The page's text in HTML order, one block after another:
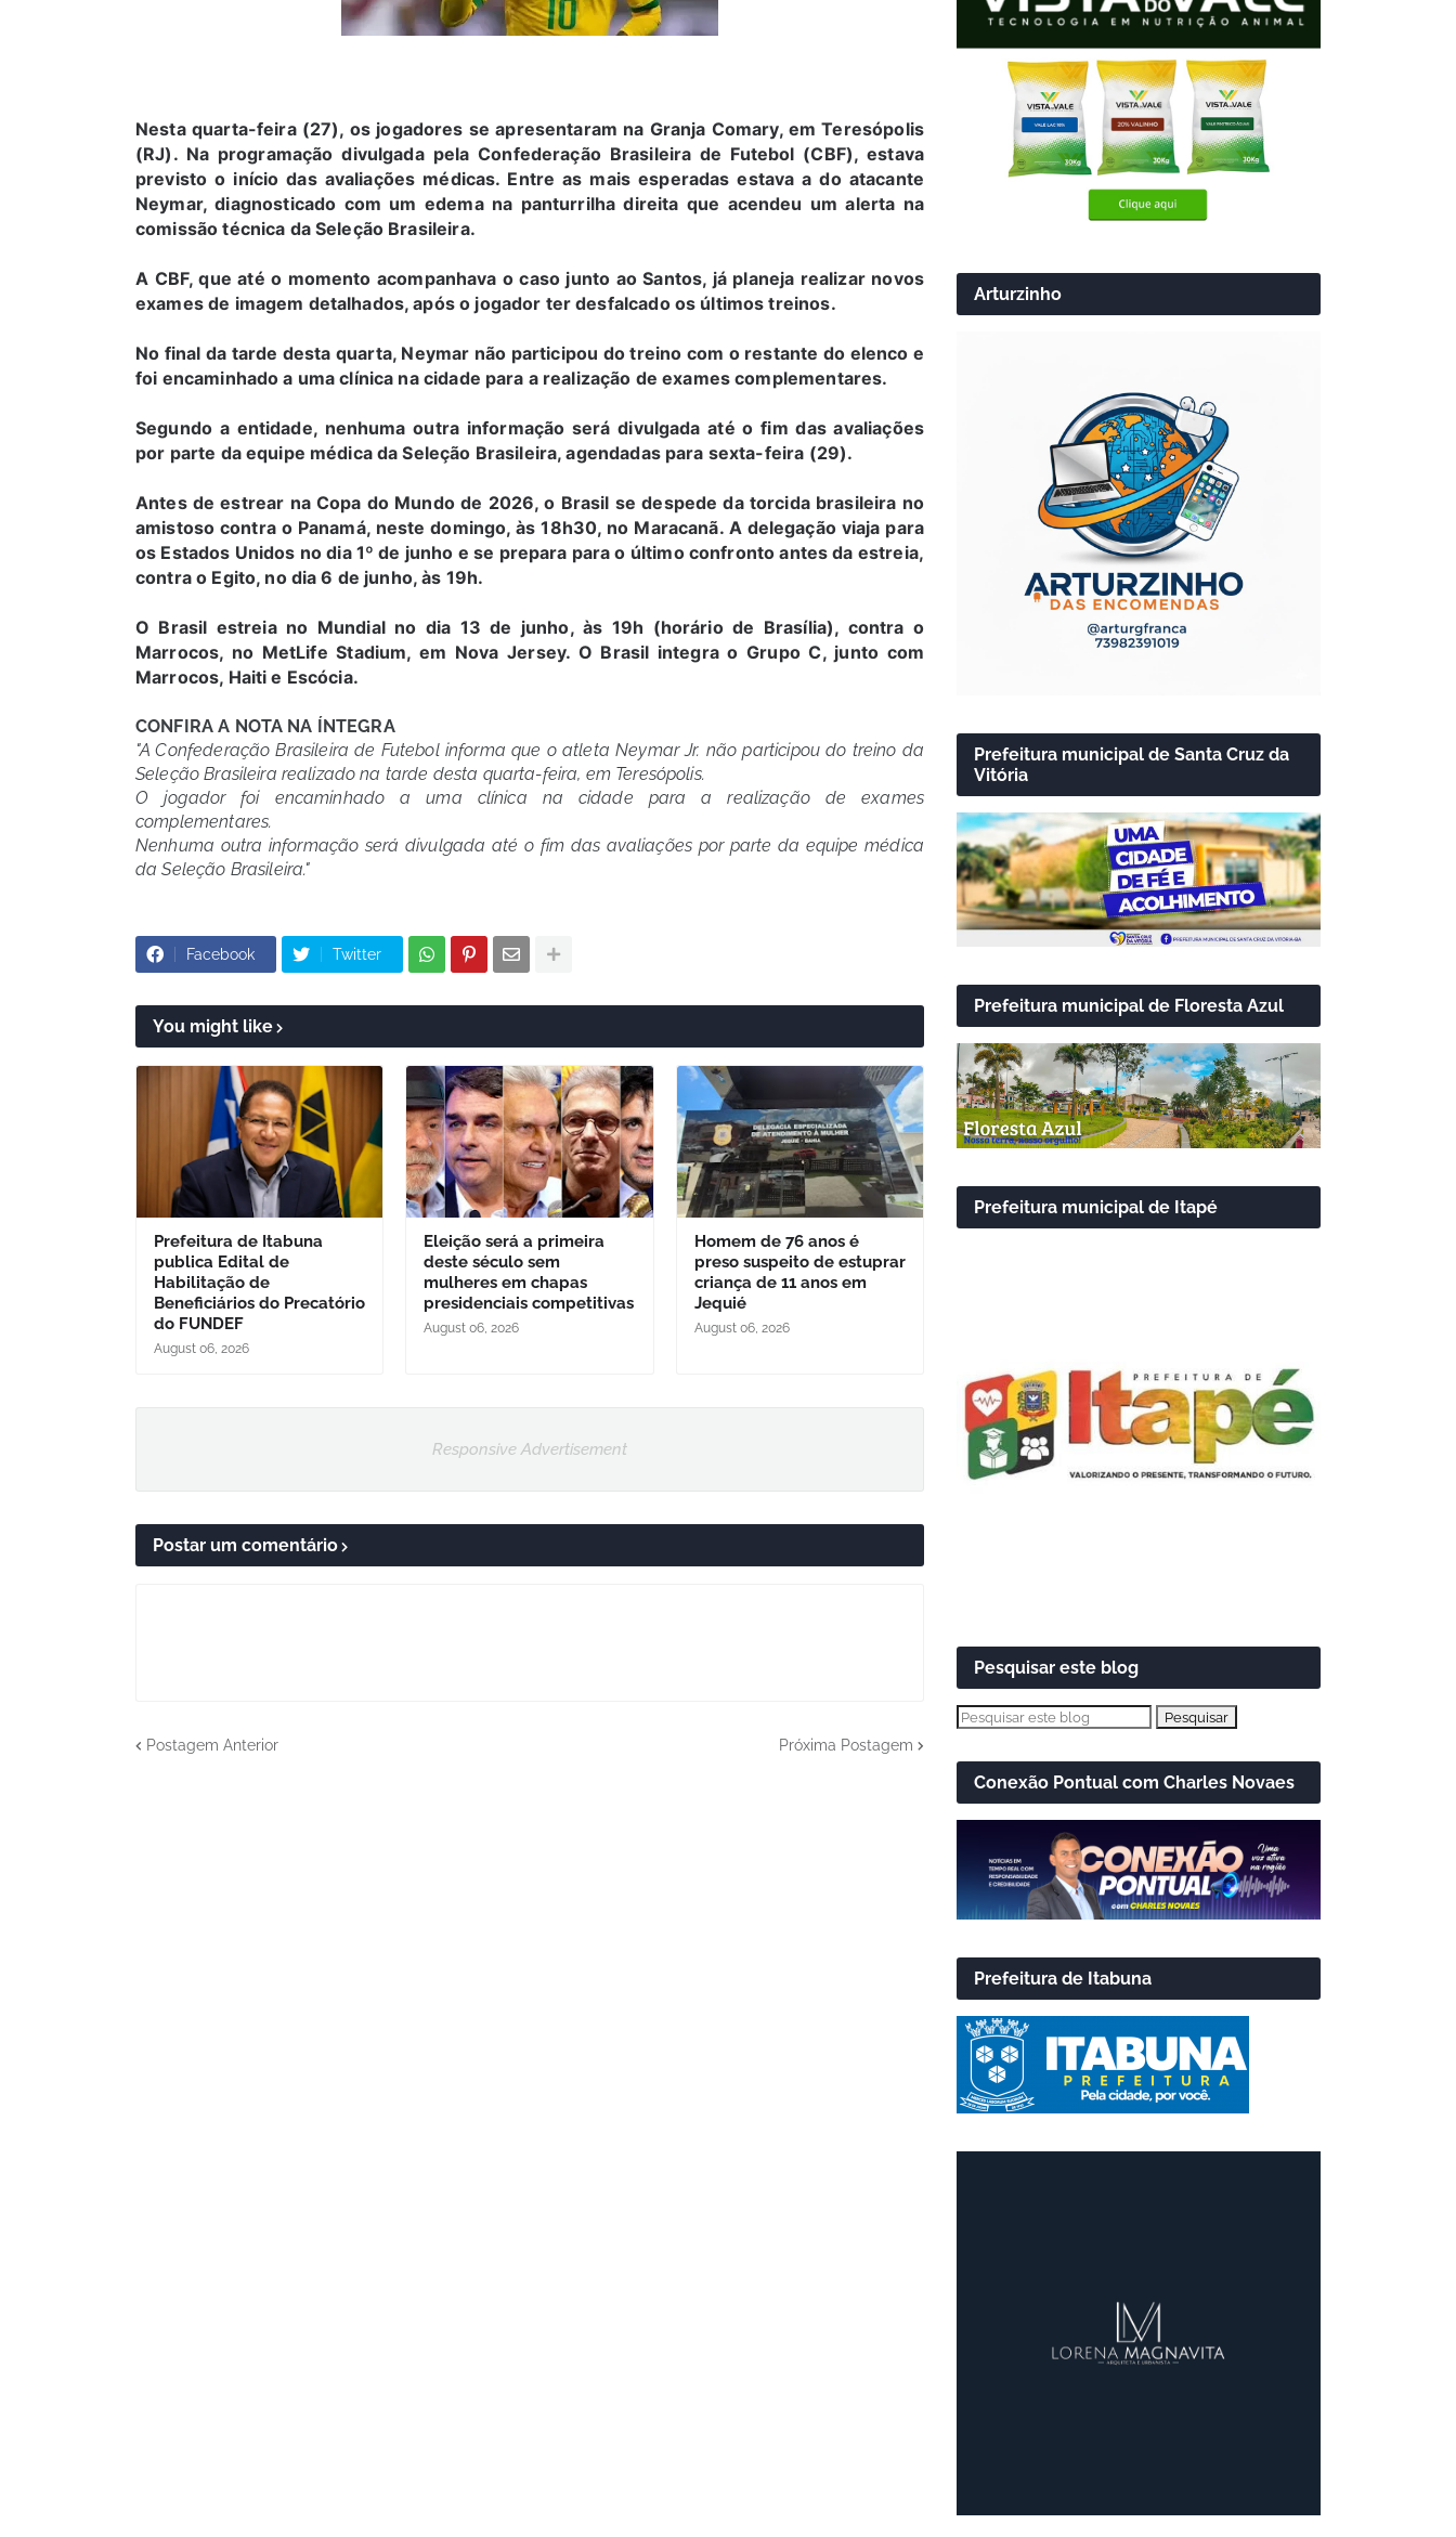
Nesta quarta-feira (27), os jogadores se apresentaram na Granja Comary, em Teresópolis
(RJ). Na programação divulgada pela Confederação Brasileira de Futebol (CBF), estava
previsto o início das avaliações médicas. Entre as mais esperadas estava a do atacante
Neymar, diagnosticado com um edema na panturrilha direita que acendeu um alerta na
comissão técnica da Seleção Brasileira.
A CBF, que até o momento acompanhava o caso junto ao Santos, já planeja realizar novos
exames de imagem detalhados, após o jogador ter desfalcado os últimos treinos.
No final da tarde desta quarta, Neymar não participou do treino com o restante do elenco e
foi encaminhado a uma clínica na cidade para a realização de exames complementares.
Segundo a entidade, nenhuma outra informação será divulgada até o fim das avaliações
por parte da equipe médica da Seleção Brasileira, agendadas para sexta-feira (29).
Antes de estrear na Copa do Mundo de 2026, o Brasil se despede da torcida brasileira no
amistoso contra o Panamá, neste domingo, às 18h30, no Maracanã. A delegação viaja para
os Estados Unidos no dia 1º de junho e se prepara para o último confronto antes da estreia,
contra o Egito, no dia 6 de junho, às 19h.
O Brasil estreia no Mundial no dia 13 de junho, às 19h (horário de Brasília), contra o
Marrocos, no MetLife Stadium, em Nova Jersey. O Brasil integra o Grupo C, junto com
Marrocos, Haiti e Escócia.
CONFIRA A NOTA NA ÍNTEGRA
"A Confederação Brasileira de Futebol informa que o atleta Neymar Jr. não participou do treino da
Seleção Brasileira realizado na tarde desta quarta-feira, em Teresópolis.
O jogador foi encaminhado a uma clínica na cidade para a realização de exames
complementares.
Nenhuma outra informação será divulgada até o fim das avaliações por parte da equipe médica
da Seleção Brasileira."
Facebook Twitter
You might like
Prefeitura de Itabuna
publica Edital de
Habilitação de
Beneficiários do Precatório
do FUNDEF
August 06, 2026
Eleição será a primeira
deste século sem
mulheres em chapas
presidenciais competitivas
August 06, 2026
Homem de 76 anos é
preso suspeito de estuprar
criança de 11 anos em
Jequié
August 06, 2026
Responsive Advertisement
Postar um comentário
Postagem Anterior Próxima Postagem
Arturzinho
Prefeitura municipal de Santa Cruz da
Vitória
Prefeitura municipal de Floresta Azul
Prefeitura municipal de Itapé
Pesquisar este blog
Conexão Pontual com Charles Novaes
Prefeitura de Itabuna